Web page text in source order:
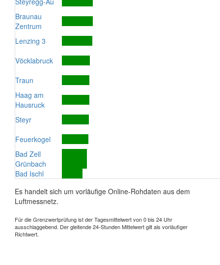
Braunau
Zentrum
Lenzing 3
Vöcklabruck
Traun
Haag am
Hausruck
Steyr
Feuerkogel
Bad Zell
Grünbach
Bad Ischl
Es handelt sich um vorläufige Online-Rohdaten aus dem
Luftmessnetz.
Für die Grenzwertprüfung ist der Tagesmittelwert von 0 bis 24 Uhr
ausschlaggebend. Der gleitende 24-Stunden Mittelwert gilt als vorläufiger
Richtwert.